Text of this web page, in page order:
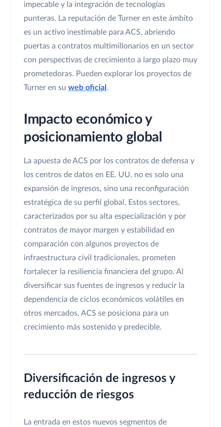
impecable y la integración de tecnologías
punteras. La reputación de Turner en este ámbito
es un activo inestimable para ACS, abriendo
puertas a contratos multimillonarios en un sector
con perspectivas de crecimiento a largo plazo muy
prometedoras. Pueden explorar los proyectos de
Turner en su web oficial .
Impacto económico y
posicionamiento global
La apuesta de ACS por los contratos de defensa y
los centros de datos en EE. UU. no es solo una
expansión de ingresos, sino una reconfiguración
estratégica de su perfil global. Estos sectores,
caracterizados por su alta especialización y por
contratos de mayor margen y estabilidad en
comparación con algunos proyectos de
infraestructura civil tradicionales, prometen
fortalecer la resiliencia financiera del grupo. Al
diversificar sus fuentes de ingresos y reducir la
dependencia de ciclos económicos volátiles en
otros mercados, ACS se posiciona para un
crecimiento más sostenido y predecible.
Diversificación de ingresos y
reducción de riesgos
La entrada en estos nuevos segmentos de